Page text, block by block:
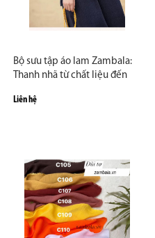
Bộ sưu tập áo lam Zambala:
Thanh nhã từ chất liệu đến
Liên hệ